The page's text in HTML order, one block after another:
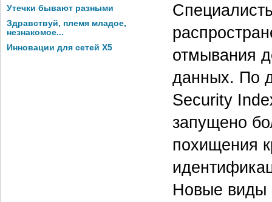
Утечки бывают разными
Здравствуй, племя младое,
незнакомое...
Инновации для сетей X5
отмывания
данных. По
Security
запущено
похищения
Новые виды